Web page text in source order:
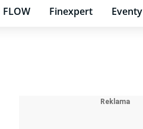
FLOW Finexpert Eventy